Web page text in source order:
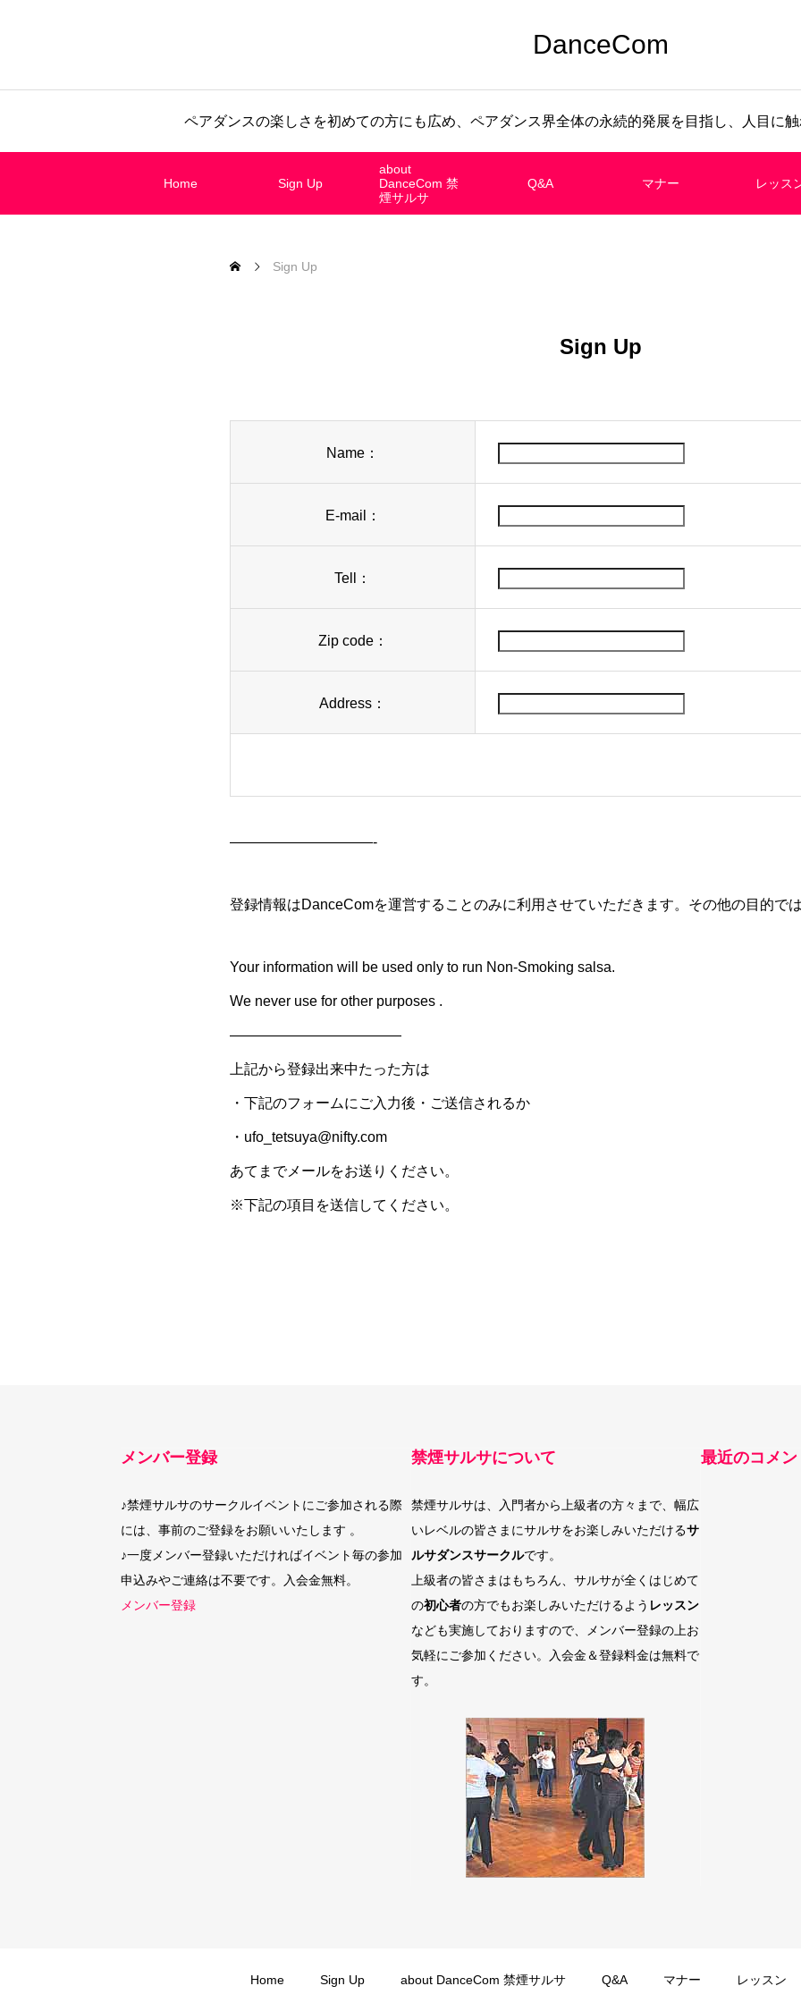
DanceCom
ペアダンスの楽しさを初めての方にも広め、ペアダンス界全体の永続的発展を目指し、人目に
Home Sign Up
about
DanceCom 禁
煙サルサ
Q&A マナー レッス
Sign Up
Sign Up
Name：
E-mail：
Tell：
Zip code：
Address：
——————————-
登録情報はDanceComを運営することのみに利用させていただきます。その他の目的で
Your information will be used only to run Non-Smoking salsa.
We never use for other purposes .
————————————
上記から登録出来中たった方は
・下記のフォームにご入力後・ご送信されるか
・ufo_tetsuya@nifty.com
あてまでメールをお送りください。
※下記の項目を送信してください。
メンバー登録
♪禁煙サルサのサークルイベントにご参加される際
には、事前のご登録をお願いいたします 。
♪一度メンバー登録いただければイベント毎の参加
申込みやご連絡は不要です。入会金無料。
メンバー登録
禁煙サルサについて
禁煙サルサは、入門者から上級者の方々まで、幅広
いレベルの皆さまにサルサをお楽しみいただけるサ
ルサダンスサークルです。
上級者の皆さまはもちろん、サルサが全くはじめて
の初心者の方でもお楽しみいただけるよう レッスン
なども実施しておりますので、メンバー登録の上お
気軽にご参加ください。入会金＆登録料金は無料で
す。
最近のコメン
Home Sign Up about DanceCom 禁煙サルサ Q&A マナー レッスン